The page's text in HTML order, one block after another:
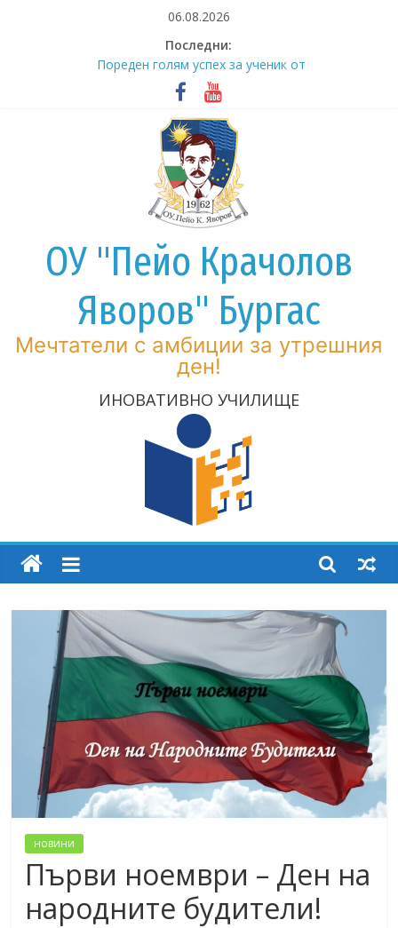
06.08.2026
Последни:
Пореден голям успех за ученик от
ОУ „Пейо Яворов“ – гр. Бургас!
Тържествено изпращане на
випуск VII клас – 2026 година
Ученички от ОУ „Пейо Яворов“ с
блестящо изпълнение в
представление на цирк
„Балкански“
Златен успех за Даниела Мирова
на международно състезание по
спортно катерене
Днес започва нашето
образователно пътешествие!
ОУ "Пейо Крачолов
Яворов" Бургас
Мечтатели с амбиции за утрешния
ден!
ИНОВАТИВНО УЧИЛИЩЕ
новини
Първи ноември – Ден на
народните будители!